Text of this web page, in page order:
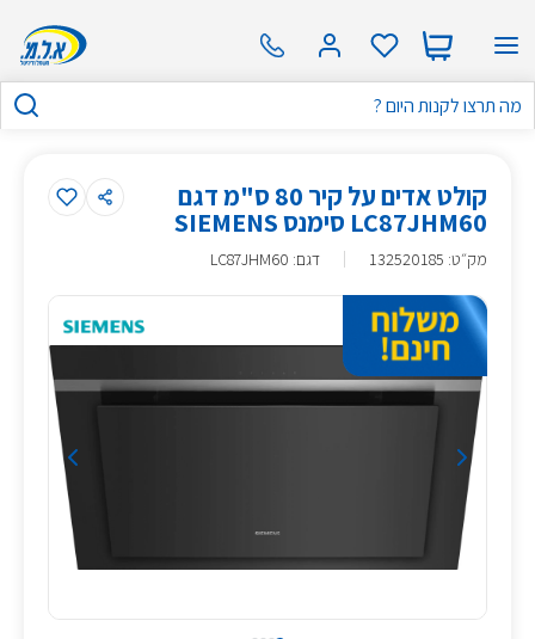
קולט אדים על קיר 80 ס"מ דגם
LC87JHM60 סימנס SIEMENS
מק״ט:
132520185 דגם: LC87JHM60